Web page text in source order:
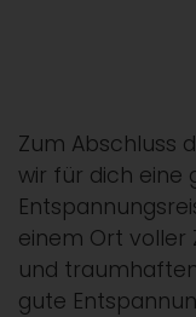
Zum Abschluss
wir für dich eine
einem Ort voller
und
gute